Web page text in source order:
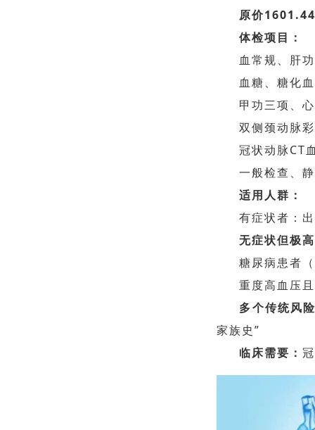
原价
体检项目：
血常规、肝
血糖、糖化
甲功三项、
双侧颈动脉
冠状动脉CT
一般检查、
适用人群：
有症状者：
无症状但极
糖尿病患者
重度高血压
多个传统风
家族史”
临床需要：